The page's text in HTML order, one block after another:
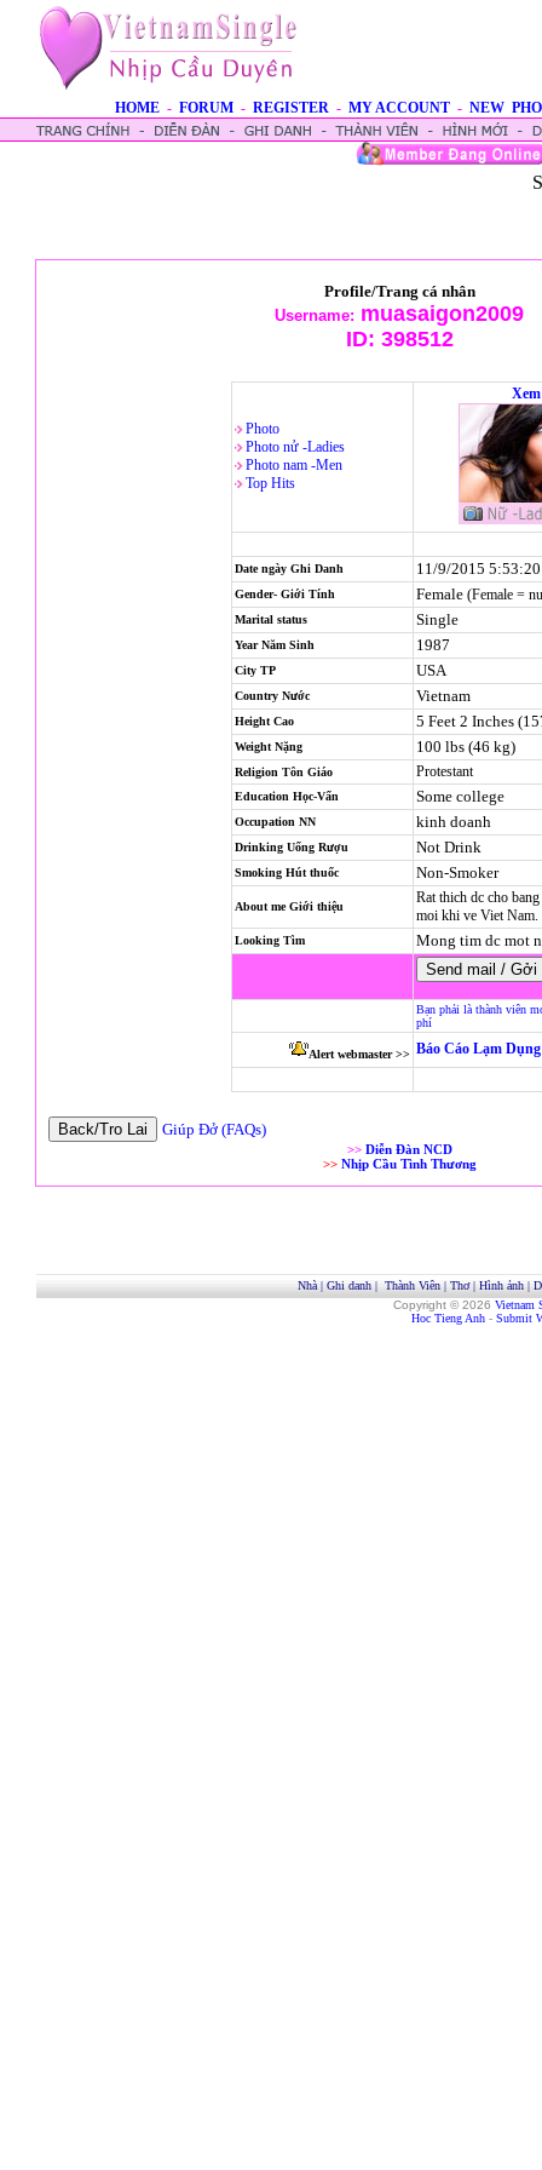
HOME - FORUM - REGISTER - MY ACCOUNT - NEW
Profile/Trang cá nhân
Username: muasaigon2009
ID: 398512
Photo
Photo nử -Ladies
Photo nam -Men
Top Hits
Date ngày Ghi Danh 11/9/2015
Gender- Giới Tính Female (Female =
Marital status Single
Year Năm Sinh 1987
City TP USA
Country Nước Vietnam
Height Cao 5 Feet 2 Inches
Weight Nặng 100 lbs (46 kg)
Religion Tôn Giáo Protestant
Education Học-Vấn Some college
Occupation NN kinh doanh
Drinking Uống Rượu Not Drink
Smoking Hút thuốc Non-Smoker
About me Giới thiệu
Rat thich dc cho
moi khi ve Viet Nam.
Looking Tìm Mong tim dc mot
Bạn phải là thành viên
phí
Alert webmaster >> Báo Cáo Lạm
Giúp Đở (FAQs)
>> Diễn Đàn NCD
>> Nhịp Cầu Tình Thương
Nhà| Ghi danh| Thành Viên| Thơ| Hình ảnh|
Copyright © 2026 Vietnam
Hoc Tieng Anh - Submit